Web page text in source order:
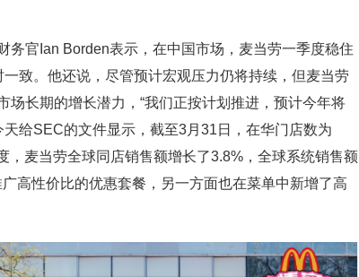
务官Ian Borden表示，在中国市场，麦当劳一季度稳住
一致。他还说，尽管预计宏观压力仍将持续，但麦当劳
场长期的增长潜力，“我们正按计划推进，预计今年将
天给SEC的文件显示，截至3月31日，在华门店数为
，麦当劳全球同店销售额增长了3.8%，全球系统销售额
高性价比的优惠套餐，另一方面也在菜单中新增了高